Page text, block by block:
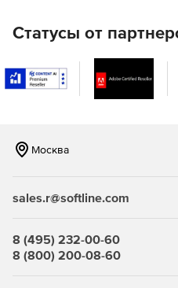
Варианты поставки:
облачная версия
облачный сервис,
центре, сертифицированном
электронного
Локальная версия:
построения
предъявляющим особые
отказоустойчивости.
Статусы от
Москва
sales.r@softline.com
8 (495) 232-00-60
8 (800) 200-08-60